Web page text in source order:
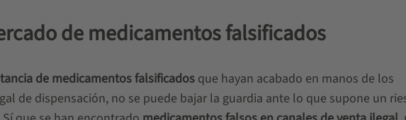
de medicamentos falsificados
de medicamentos falsificadosque hayan acabado en manos de los
de dispensación, no se puede bajar la guardia ante lo que supone un